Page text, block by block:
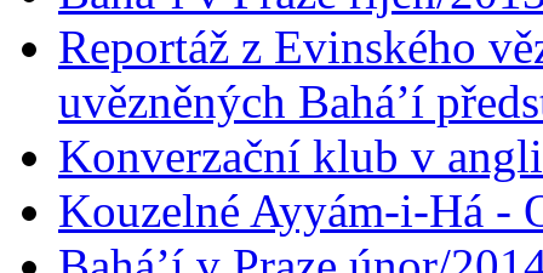
Reportáž z Evinského
uvězněných Bahá’í
Konverzační klub v
Kouzelné Ayyám-i-Há -